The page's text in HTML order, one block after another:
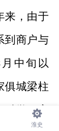
来，由于
到商户与
中旬以
俱城梁柱
学、高
淮史